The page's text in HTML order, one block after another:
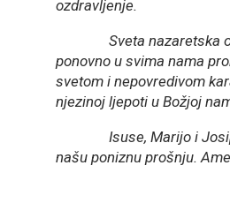
ozdravljenje.
Sveta nazaretska
ponovno u svima nama
svetom i nepovredivom
njezinoj ljepoti u Božjoj
Isuse, Marijo i
našu poniznu prošnju.